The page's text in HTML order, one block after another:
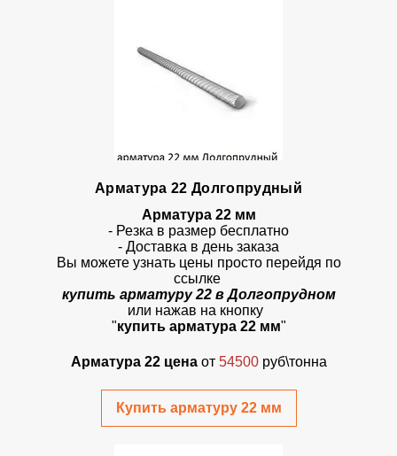
Арматура 22 Долгопрудный
Арматура 22 мм
- Резка в размер бесплатно
- Доставка в день заказа
Вы можете узнать цены просто перейдя по
ссылке
купить арматуру 22 в Долгопрудном
или нажав на кнопку
"купить арматура 22 мм"
Арматура 22 цена от 54500 руб\тонна
Купить арматуру 22 мм